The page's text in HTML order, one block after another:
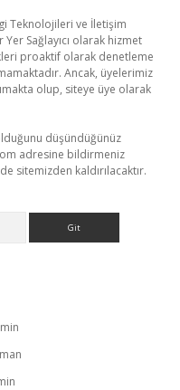
Teknolojileri ve İletişim
Sağlayıcı olarak hizmet
proaktif olarak denetleme
Ancak, üyelerimiz
olup, siteye üye olarak
düşündüğünüz
adresine bildirmeniz
sitemizden kaldırılacaktır.